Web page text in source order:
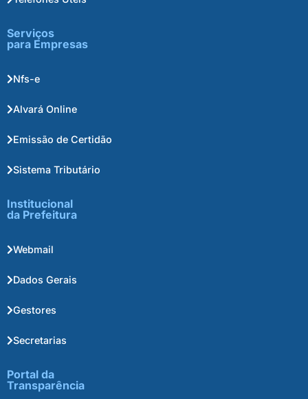
Serviços
para Empresas
Nfs-e
Alvará Online
Emissão de Certidão
Sistema Tributário
Institucional
da Prefeitura
Webmail
Dados Gerais
Gestores
Secretarias
Portal da
Transparência